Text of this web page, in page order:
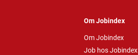
Om Jobindex
Om Jobindex
Job hos Jobindex